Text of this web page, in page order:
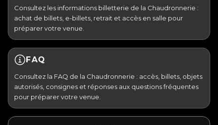
Consultez les informations billetterie de la Chaudronnerie :
achat de billets, e-billets, retrait et accès en salle pour
préparer votre venue.
FAQ
Consultez la FAQ de la Chaudronnerie : accès, billets, objets
autorisés, consignes et réponses aux questions fréquentes
pour préparer votre venue.